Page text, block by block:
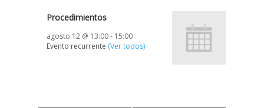
Procedimientos
agosto 12 @ 13:00- 15:00
Evento recurrente (Ver todos)